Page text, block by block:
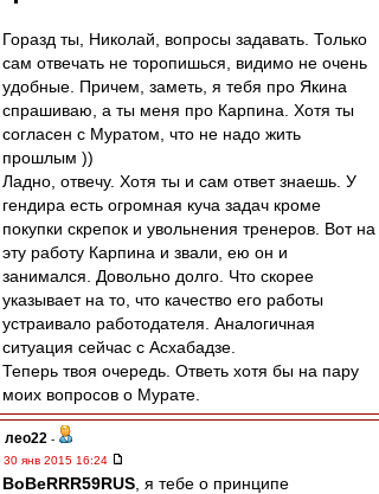
Горазд ты, Николай, вопросы задавать. Только
сам отвечать не торопишься, видимо не очень
удобные. Причем, заметь, я тебя про Якина
спрашиваю, а ты меня про Карпина. Хотя ты
согласен с Муратом, что не надо жить
прошлым ))
Ладно, отвечу. Хотя ты и сам ответ знаешь. У
гендира есть огромная куча задач кроме
покупки скрепок и увольнения тренеров. Вот на
эту работу Карпина и звали, ею он и
занимался. Довольно долго. Что скорее
указывает на то, что качество его работы
устраивало работодателя. Аналогичная
ситуация сейчас с Асхабадзе.
Теперь твоя очередь. Ответь хотя бы на пару
моих вопросов о Мурате.
лео22 -
30 янв 2015 16:24
BoBeRRR59RUS , я тебе о принципе